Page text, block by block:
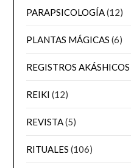
PARAPSICOLOGÍA(12)
PLANTAS MÁGICAS (6)
REGISTROS AKÁSHICOS
REIKI (12)
REVISTA(5)
RITUALES (106)